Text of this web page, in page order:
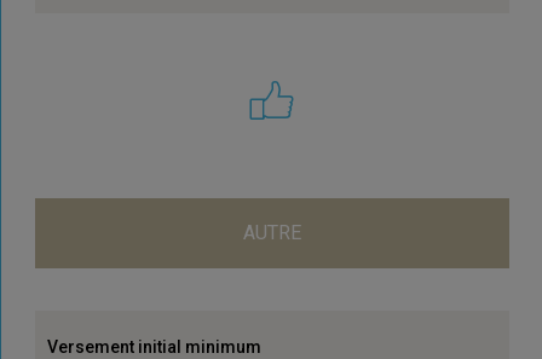
AUTRE
Versement initial minimum